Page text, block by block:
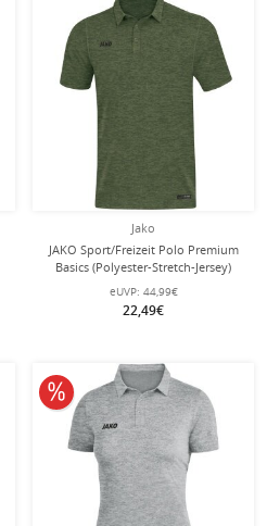
Jako
JAKO Sport/Freizeit Polo Premium
Basics (Polyester-Stretch-Jersey)
khaki/grün meliert Herren
eUVP: 44,99€
22,49€
10% reduziert